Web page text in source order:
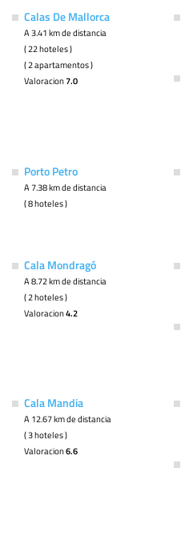
Calas De Mallorca
A 3.41 km de distancia
( 22 hoteles )
( 2 apartamentos )
Valoracion7.0
Porto Petro
A 7.38 km de distancia
( 8 hoteles )
Cala Mondragó
A 8.72 km de distancia
( 2 hoteles )
Valoracion4.2
Cala Mandia
A 12.67 km de distancia
( 3 hoteles )
Valoracion6.6